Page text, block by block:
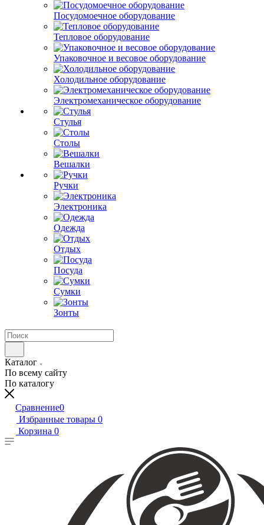
Посудомоечное оборудование
Тепловое оборудование
Упаковочное и весовое оборудование
Холодильное оборудование
Электромеханическое оборудование
Стулья
Столы
Вешалки
Ручки
Электроника
Одежда
Отдых
Посуда
Сумки
Зонты
Каталог
По всему сайту
По каталогу
Сравнение0
Избранные товары 0
Корзина 0